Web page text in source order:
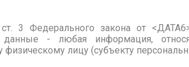
3 Федерального закона от
данные - любая информация,
лицу (субъекту